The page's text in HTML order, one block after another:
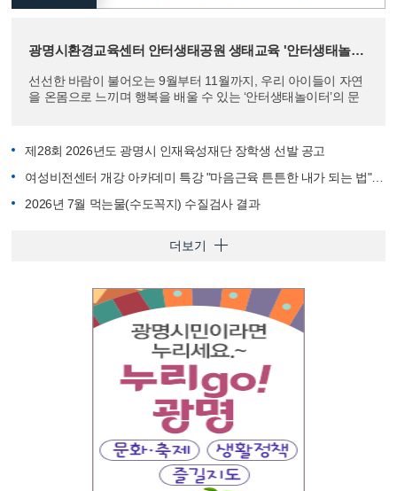
광명시환경교육센터 안터생태공원 생태교육 '안터생태놀이터' 참여자 모집
선선한 바람이 불어오는 9월부터 11월까지, 우리 아이들이 자연
을 온몸으로 느끼며 행복을 배울 수 있는 ‘안터생태놀이터’의 문
제28회 2026년도 광명시 인재육성재단 장학생 선발 공고
여성비전센터 개강 아카데미 특강 "마음근육 튼튼한 내가 되는 법" 박상미 교수 초청 특별강연
2026년 7월 먹는물(수도꼭지) 수질검사 결과
더보기